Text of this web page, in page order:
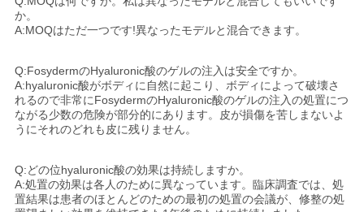
か。
A:MOQはただ一つです!異なったモデルと混合できます。
Q:FosydermのHyaluronic酸のゲルの注入は安全ですか。
A:hyaluronic酸がボディに自然に起こり、ボディによって破壊さ
れるので非常にFosydermのHyaluronic酸のゲルの注入の処置につ
ながる少数の危険が部分的にあります。皮が損傷を苦しまないよ
うにそれのどれも皮に残りません。
Q:どの位hyaluronic酸の効果は持続しますか。
A:処置の効果は各人のために異なっています。臨床調査では、処
置結果は患者のほとんどのための最初の処置の会議が、修整の処